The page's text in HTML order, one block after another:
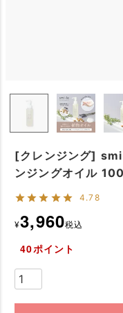
[クレンジング]
ンジングオイル
4.78
¥3,960税込
40ポイント